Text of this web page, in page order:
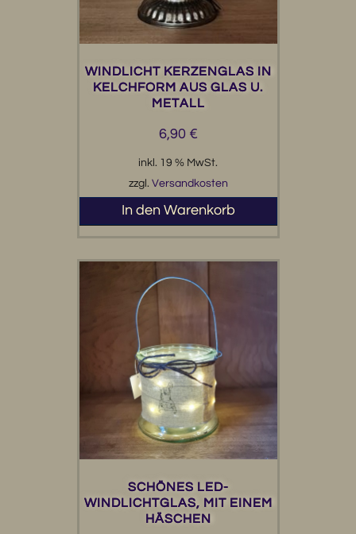
WINDLICHT KERZENGLAS IN
KELCHFORM AUS GLAS U.
METALL
6,90 €
inkl. 19 % MwSt.
zzgl. Versandkosten
In den Warenkorb
SCHÖNES LED-
WINDLICHTGLAS, MIT EINEM
HÄSCHEN